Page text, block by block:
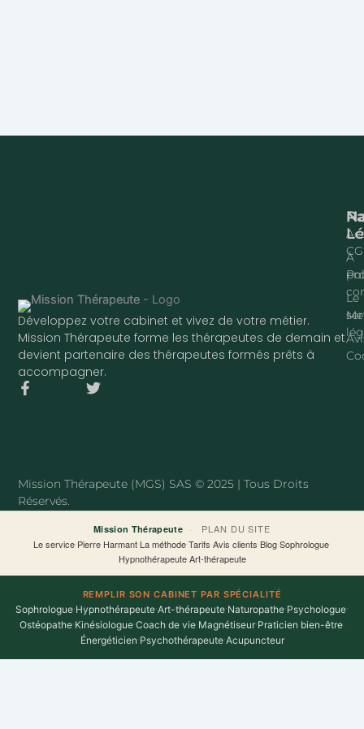
Développez votre cabinet et vivez de votre métier.
Mission Thérapeute forme les thérapeutes de demain et
devient partenaire des thérapeutes formés prêts à
accompagner.
F
k
-
T
À
Le
Mission Thérapeute (MGS) SAS © 2025 | Tous Droits
Réservés.
Mission Thérapeute ·
PLAN DU SITE
Le service·Pierre Harmant·La méthode·Tarifs·Avis clients·Blog·Sophrologue·
Hypnothérapeute·Art-thérapeute
REMPLIR SON CABINET PAR SPÉCIALITÉ
Sophrologue·Hypnothérapeute·Art-thérapeute·Naturopathe·Psychologue·
Ostéopathe·Kinésiologue·Coach de vie·Magnétiseur·Praticien bien-être·
Énergéticien·Psychothérapeute·Acupuncteur